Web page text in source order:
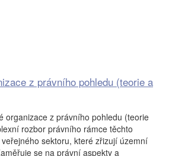
z právního pohledu (teorie a
organizace z právního pohledu (teorie
rozbor právního rámce těchto
sektoru, které zřizují územní
se na právní aspekty a